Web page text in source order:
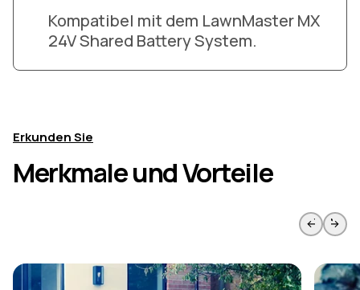
Kompatibel mit dem LawnMaster MX
24V Shared Battery System.
Erkunden Sie
Merkmale und Vorteile
Zur vorherigen Seite springen Weiter